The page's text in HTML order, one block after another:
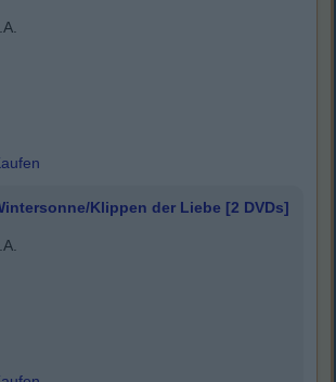
Klippen der Liebe [2 DVDs]